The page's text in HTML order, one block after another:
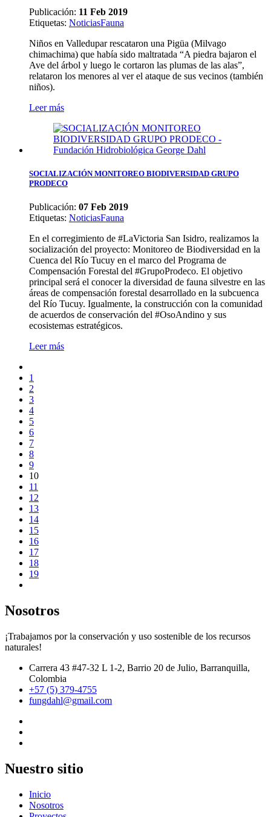
Publicación: 11 Feb 2019
Etiquetas: NoticiasFauna
Niños en Valledupar rescataron una Pigüa (Milvago
chimachima) que había sido maltratada “A piedra bajaron el
Ave del árbol y luego le cortaron las plumas de las alas”,
relataron los menores al ver el ataque de sus vecinos (también
niños).
Leer más
SOCIALIZACIÓN MONITOREO BIODIVERSIDAD GRUPO
PRODECO
Publicación: 07 Feb 2019
Etiquetas: NoticiasFauna
En el corregimiento de #LaVictoria San Isidro, realizamos la
socialización del proyecto: Monitoreo de Biodiversidad en la
Cuenca del Río Tucuy en el marco del Programa de
Compensación Forestal del #GrupoProdeco. El objetivo
principal será el conocer la diversidad de fauna silvestre en las
áreas de compensación forestal desarrollado en la subcuenca
del Río Tucuy. Igualmente, la construcción con la comunidad
de acuerdos de conservación del #OsoAndino y sus
ecosistemas estratégicos.
Leer más
1
2
3
4
5
6
7
8
9
10
11
12
13
14
15
16
17
18
19
Nosotros
¡Trabajamos por la conservación y uso sostenible de los recursos
naturales!
Carrera 43 #47-32 L 1-2, Barrio 20 de Julio, Barranquilla,
Colombia
+57 (5) 379-4755
fungdahl@gmail.com
Nuestro sitio
Inicio
Nosotros